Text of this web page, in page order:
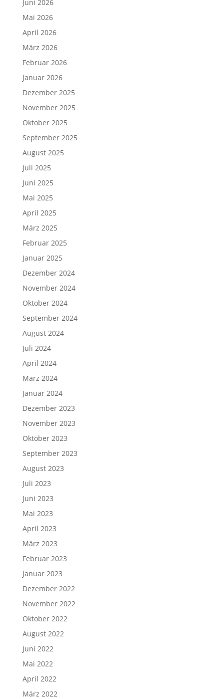
Juni 2026
Mai 2026
April 2026
März 2026
Februar 2026
Januar 2026
Dezember 2025
November 2025
Oktober 2025
September 2025
August 2025
Juli 2025
Juni 2025
Mai 2025
April 2025
März 2025
Februar 2025
Januar 2025
Dezember 2024
November 2024
Oktober 2024
September 2024
August 2024
Juli 2024
April 2024
März 2024
Januar 2024
Dezember 2023
November 2023
Oktober 2023
September 2023
August 2023
Juli 2023
Juni 2023
Mai 2023
April 2023
März 2023
Februar 2023
Januar 2023
Dezember 2022
November 2022
Oktober 2022
August 2022
Juni 2022
Mai 2022
April 2022
März 2022